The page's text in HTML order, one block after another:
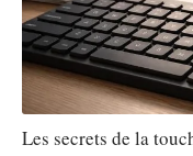
Les secrets de la